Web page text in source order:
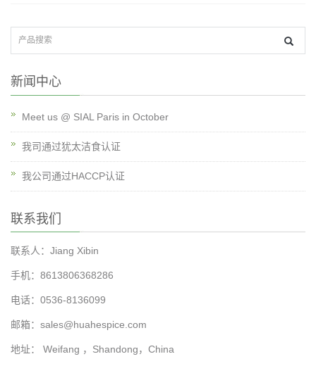
新闻中心
Meet us @ SIAL Paris in October
我司通过犹太洁食认证
我公司通过HACCP认证
联系我们
联系人：Jiang Xibin
手机：8613806368286
电话：0536-8136099
邮箱： sales@huahespice.com
地址： Weifang ，Shandong，China